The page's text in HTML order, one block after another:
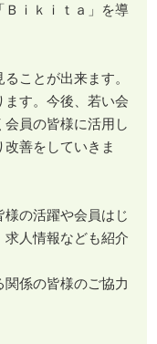
ｉｋｉｔａ」を導
ことが出来ます。
す。今後、若い会
員の皆様に活用し
善をしていきま
の活躍や会員はじ
人情報なども紹介
係の皆様のご協力